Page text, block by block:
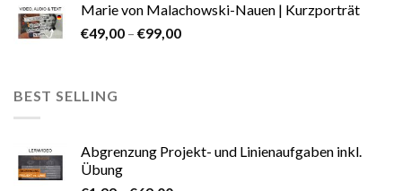
Marie von Malachowski-Nauen | Kurzporträt
€49,00 – €99,00
BEST SELLING
Abgrenzung Projekt- und Linienaufgaben inkl.
Übung